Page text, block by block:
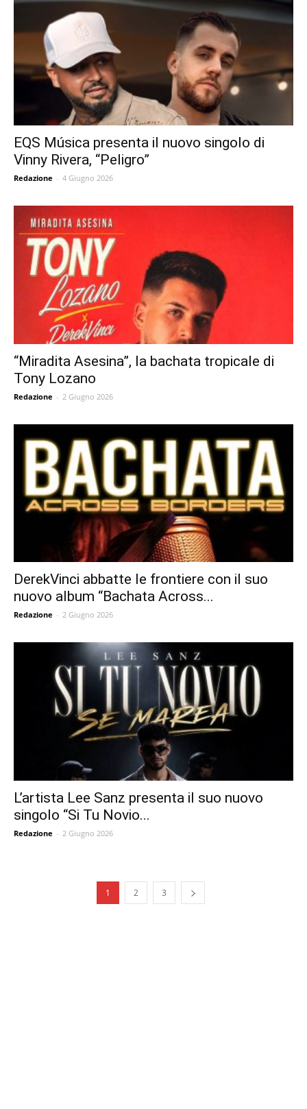
EQS Música presenta il nuovo singolo di
Vinny Rivera, “Peligro”
Redazione - 4 Giugno 2026
“Miradita Asesina”, la bachata tropicale di
Tony Lozano
Redazione - 2 Giugno 2026
DerekVinci abbatte le frontiere con il suo
nuovo album “Bachata Across...
Redazione - 2 Giugno 2026
L’artista Lee Sanz presenta il suo nuovo
singolo “Si Tu Novio...
Redazione - 2 Giugno 2026
1 2 3